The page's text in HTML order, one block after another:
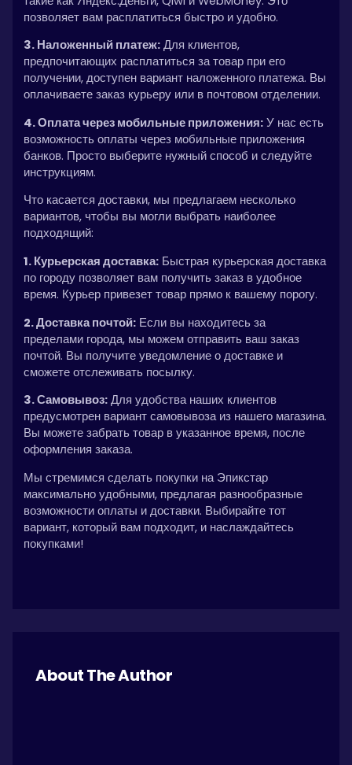
позволяет вам расплатиться быстро и удобно.
3. Наложенный платеж: Для клиентов,
предпочитающих расплатиться за товар при его
получении, доступен вариант наложенного платежа. Вы
оплачиваете заказ курьеру или в почтовом отделении.
4. Оплата через мобильные приложения: У нас есть
возможность оплаты через мобильные приложения
банков. Просто выберите нужный способ и следуйте
инструкциям.
Что касается доставки, мы предлагаем несколько
вариантов, чтобы вы могли выбрать наиболее
подходящий:
1. Курьерская доставка: Быстрая курьерская доставка
по городу позволяет вам получить заказ в удобное
время. Курьер привезет товар прямо к вашему порогу.
2. Доставка почтой: Если вы находитесь за
пределами города, мы можем отправить ваш заказ
почтой. Вы получите уведомление о доставке и
сможете отслеживать посылку.
3. Самовывоз: Для удобства наших клиентов
предусмотрен вариант самовывоза из нашего магазина.
Вы можете забрать товар в указанное время, после
оформления заказа.
Мы стремимся сделать покупки на Эпикстар
максимально удобными, предлагая разнообразные
возможности оплаты и доставки. Выбирайте тот
вариант, который вам подходит, и наслаждайтесь
покупками!
About The Author